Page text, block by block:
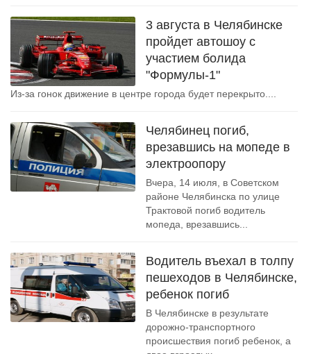
3 августа в Челябинске
пройдет автошоу с
участием болида
"Формулы-1"
Из-за гонок движение в центре города будет перекрыто....
Челябинец погиб,
врезавшись на мопеде в
электроопору
Вчера, 14 июля, в Советском
районе Челябинска по улице
Трактовой погиб водитель
мопеда, врезавшись...
Водитель въехал в толпу
пешеходов в Челябинске,
ребенок погиб
В Челябинске в результате
дорожно-транспортного
происшествия погиб ребенок, а